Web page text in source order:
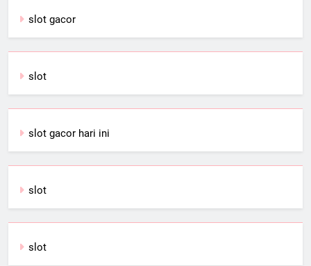
slot gacor
slot
slot gacor hari ini
slot
slot